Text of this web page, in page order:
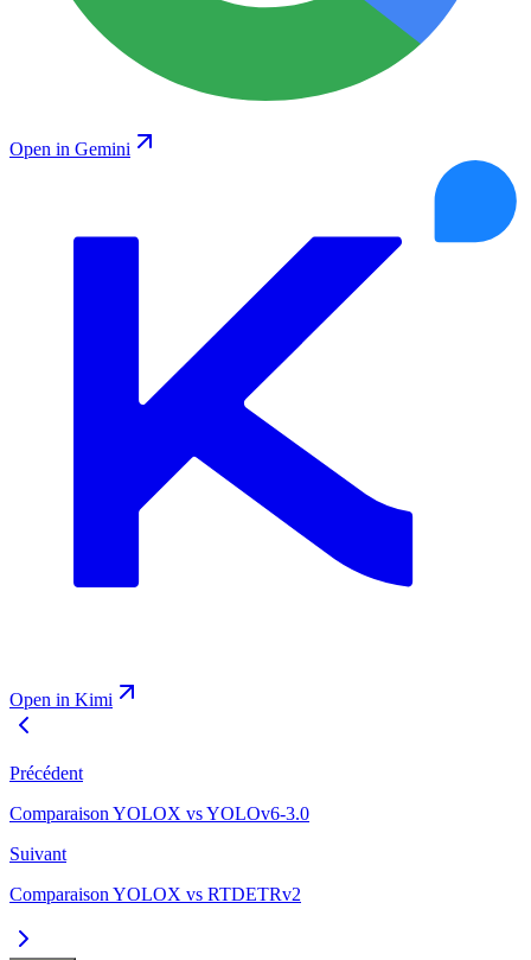
Open in Gemini
Open in Kimi
Précédent
Comparaison YOLOX vs YOLOv6-3.0
Suivant
Comparaison YOLOX vs RTDETRv2